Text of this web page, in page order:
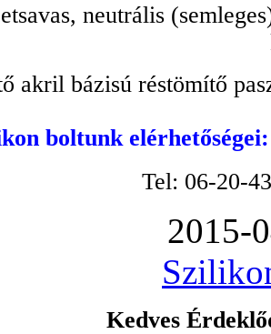
neutrális
akril bázisú réstömítő
boltunk
Tel: 06-20-
2015-
Kedves